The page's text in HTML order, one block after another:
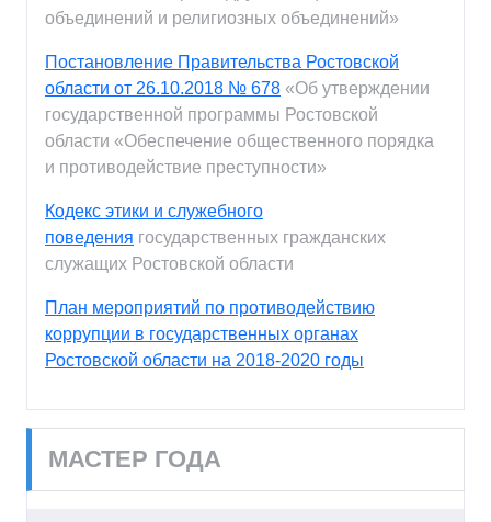
объединений и религиозных объединений»
Постановление Правительства Ростовской
области от 26.10.2018 № 678 «Об утверждении
государственной программы Ростовской
области «Обеспечение общественного порядка
и противодействие преступности»
Кодекс этики и служебного
поведения государственных гражданских
служащих Ростовской области
План мероприятий по противодействию
коррупции в государственных органах
Ростовской области на 2018-2020 годы
МАСТЕР ГОДА